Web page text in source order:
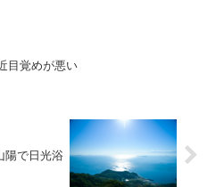
目覚めが悪い
陽で日光浴